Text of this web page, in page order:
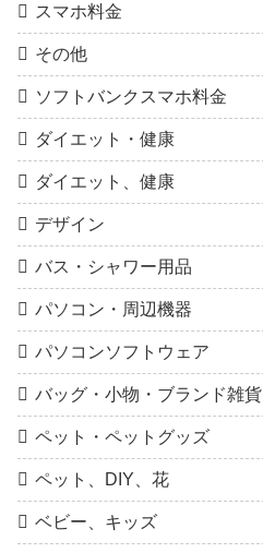
スマホ料金
その他
ソフトバンクスマホ料金
ダイエット・健康
ダイエット、健康
デザイン
バス・シャワー用品
パソコン・周辺機器
パソコンソフトウェア
バッグ・小物・ブランド雑貨
ペット・ペットグッズ
ペット、DIY、花
ベビー、キッズ